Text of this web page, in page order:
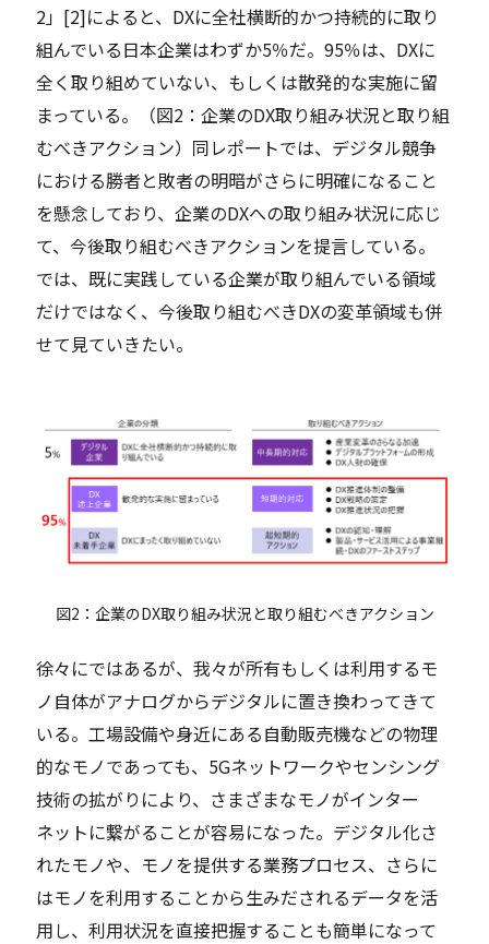
2」[2]によると、DXに全社横断的かつ持続的に取り
組んでいる日本企業はわずか5％だ。95％は、DXに
全く取り組めていない、もしくは散発的な実施に留
まっている。（図2：企業のDX取り組み状況と取り組
むべきアクション）同レポートでは、デジタル競争
における勝者と敗者の明暗がさらに明確になること
を懸念しており、企業のDXへの取り組み状況に応じ
て、今後取り組むべきアクションを提言している。
では、既に実践している企業が取り組んでいる領域
だけではなく、今後取り組むべきDXの変革領域も併
せて見ていきたい。
図2：企業のDX取り組み状況と取り組むべきアクション
徐々にではあるが、我々が所有もしくは利用するモ
ノ自体がアナログからデジタルに置き換わってきて
いる。工場設備や身近にある自動販売機などの物理
的なモノであっても、5Gネットワークやセンシング
技術の拡がりにより、さまざまなモノがインター
ネットに繋がることが容易になった。デジタル化さ
れたモノや、モノを提供する業務プロセス、さらに
はモノを利用することから生みだされるデータを活
用し、利用状況を直接把握することも簡単になって